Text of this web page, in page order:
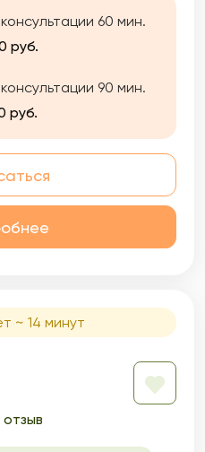
Вам найти
которое улучшит
60 мин.
руб.
90 мин.
руб.
~ 14 минут
отзыв